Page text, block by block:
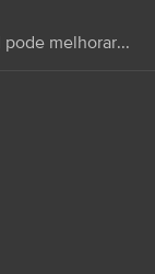
melhorar...